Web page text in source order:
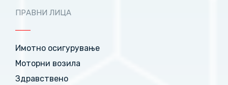
ПРАВНИ ЛИЦА
Имотно осигурување
Моторни возила
Здравствено